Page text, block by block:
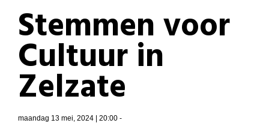
Stemmen voor
Cultuur in
Zelzate
maandag 13 mei, 2024 | 20:00 -